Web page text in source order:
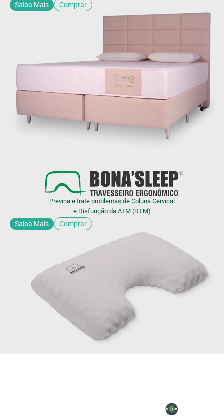
Saiba Mais
Comprar
Previna e trate problemas de Coluna Cervical
e Disfunção da ATM (DTM)
Saiba Mais Comprar